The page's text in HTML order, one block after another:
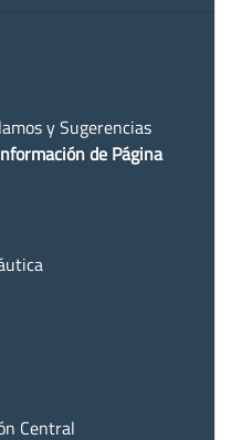
y Sugerencias
de Página
Central